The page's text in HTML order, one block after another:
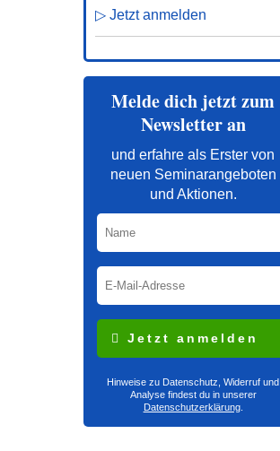
▷ Jetzt anmelden
Melde dich jetzt zum
Newsletter an
und erfahre als Erster von
neuen Seminarangeboten
und Aktionen.
Jetzt anmelden
Hinweise zu Datenschutz, Widerruf und
Analyse findest du in unserer
Datenschutzerklärung.